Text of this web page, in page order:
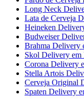
Long Neck
Lata de Cerveja
Heineken
Budweiser
Brahma Delivery
Skol Delivery em
Corona Delivery
Stella Artois
Cerveja Original
Spaten Delivery